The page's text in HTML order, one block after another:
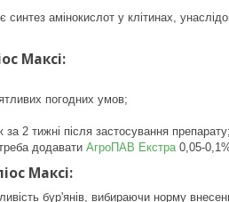
амінокислот у клітинах,
Максі:
погодних умов;
2 тижні після застосування препарату;
додавати АгроПАВ Екстра0,05-
Максі:
бур'янів, вибираючи норму